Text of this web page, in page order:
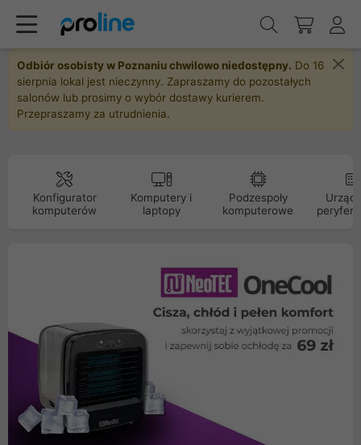
Odbiór osobisty w Poznaniu chwilowo niedostępny. Do 16
sierpnia lokal jest nieczynny. Zapraszamy do pozostałych
salonów lub prosimy o wybór dostawy kurierem.
Przepraszamy za utrudnienia.
Konfigurator
komputerów
Komputery i
laptopy
Podzespoły
komputerowe